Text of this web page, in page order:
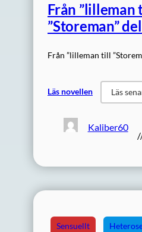
Från ”lilleman
”Storeman”
Från ”lilleman till
Läs novellen Läs
Kaliber60
Sensuellt